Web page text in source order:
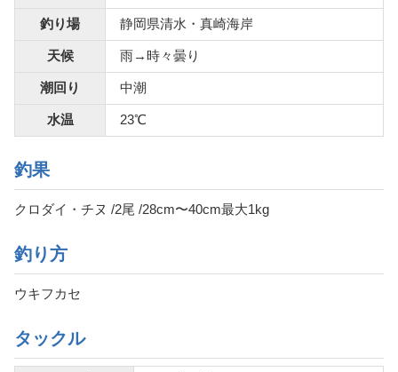
釣り場 静岡県清水・真崎海岸
天候 雨→時々曇り
潮回り 中潮
水温 23℃
釣果
クロダイ・チヌ /2尾 /28cm〜40cm最大1kg
釣り方
ウキフカセ
タックル